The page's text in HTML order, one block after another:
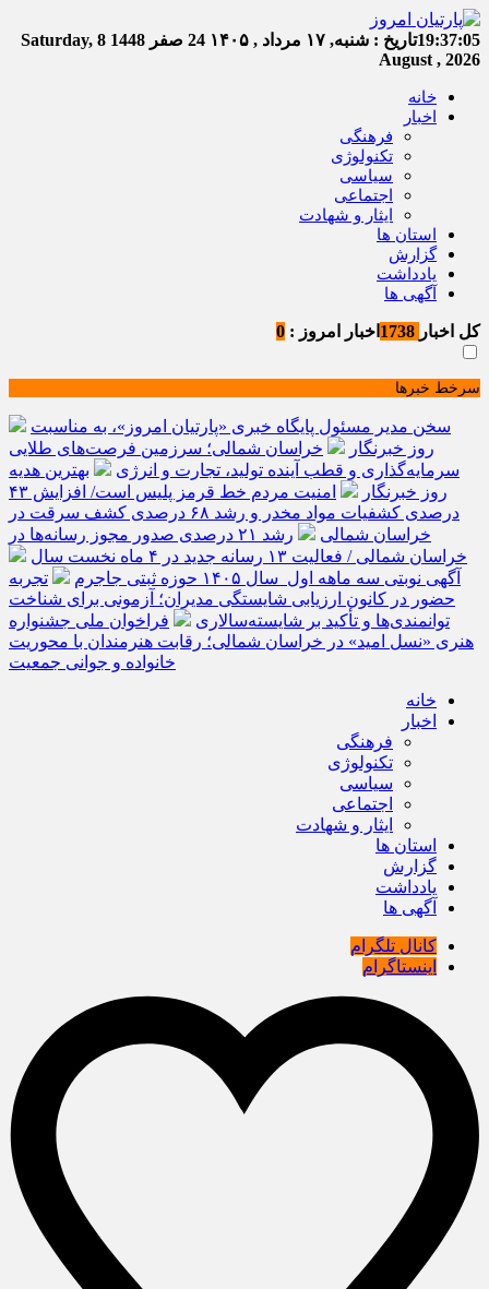
19:37:06تاریخ : شنبه, ۱۷ مرداد , ۱۴۰۵ 24 صفر 1448
Saturday, 8
August , 2026
خانه
اخبار
فرهنگی
تکنولوژی
سیاسی
اجتماعی
ایثار و شهادت
استان ها
گزارش
یادداشت
آگهی ها
کل اخبار اخبار امروز : 0
سرخط خبرها
سخن مدیر مسئول پایگاه خبری «پارتیان امروز»، به مناسبت
روز خبرنگار
خراسان شمالی؛ سرزمین فرصت‌های طلایی
سرمایه‌گذاری و قطب آینده تولید، تجارت و انرژی
بهترین هدیه
روز خبرنگار
امنیت مردم خط قرمز پلیس است/ افزایش ۴۳
درصدی کشفیات مواد مخدر و رشد ۶۸ درصدی کشف سرقت در
خراسان شمالی
رشد ۲۱ درصدی صدور مجوز رسانه‌ها در
خراسان شمالی / فعالیت ۱۳ رسانه جدید در ۴ ماه نخست سال
آگهی نوبتی سه ماهه اول سال ۱۴۰۵ حوزه ثبتی جاجرم
تجربه
حضور در کانون ارزیابی شایستگی مدیران؛ آزمونی برای شناخت
توانمندی‌ها و تأکید بر شایسته‌سالاری
فراخوان ملی جشنواره
هنری «نسل امید» در خراسان شمالی؛ رقابت هنرمندان با محوریت
خانواده و جوانی جمعیت
خانه
اخبار
فرهنگی
تکنولوژی
سیاسی
اجتماعی
ایثار و شهادت
استان ها
گزارش
یادداشت
آگهی ها
کانال تلگرام
اینستاگرام